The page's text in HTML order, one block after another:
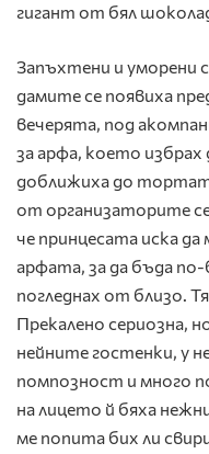
гигант от бял
Запъхтени и уморени
дамите се появиха
вечерята, под
за арфа, което
доближиха до
от организаторите
че принцесата иска
арфата, за да бъда
погледнах от близо.
Прекалено сериозна,
нейните гостенки, у
помпозност и много
на лицето й бяха
ме попита бих ли